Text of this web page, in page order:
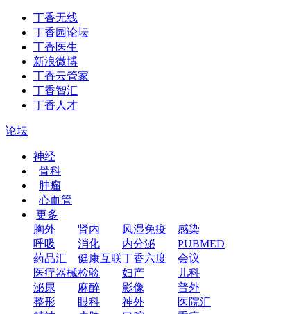
丁香无线
丁香园论坛
丁香医生
新浪微博
丁香云管家
丁香智汇
丁香人才
论坛
神经
骨科
肿瘤
心血管
更多
胸外
肾内 风湿免疫
感染
呼吸
消化 内分泌
PUBMED
药品汇
健康互联丁香六度
会议
医疗器械检验 妇产
儿科
泌尿
麻醉 影像
普外
整形
眼科 神外
医院汇